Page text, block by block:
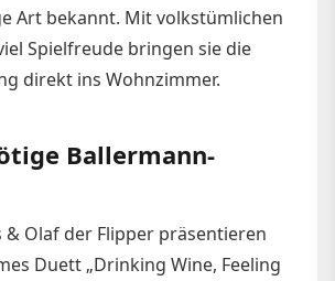
Art bekannt. Mit volkstümlichen
Spielfreude bringen sie die
direkt ins Wohnzimmer.
Ballermann-
& Olaf der Flipper präsentieren
Duett „Drinking Wine, Feeling